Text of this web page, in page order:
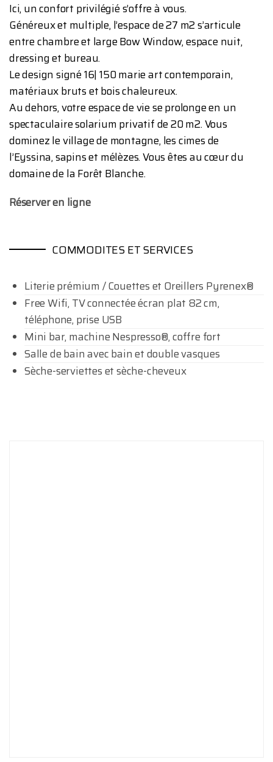
Ici, un confort privilégié s’offre à vous.
Généreux et multiple, l’espace de 27 m2 s’articule
entre chambre et large Bow Window, espace nuit,
dressing et bureau.
Le design signé 16| 150 marie art contemporain,
matériaux bruts et bois chaleureux.
Au dehors, votre espace de vie se prolonge en un
spectaculaire solarium privatif de 20 m2. Vous
dominez le village de montagne, les cimes de
l’Eyssina, sapins et mélèzes. Vous êtes au cœur du
domaine de la Forêt Blanche.
Réserver en ligne
COMMODITES ET SERVICES
Literie prémium / Couettes et Oreillers Pyrenex®
Free Wifi, TV connectée écran plat 82 cm,
téléphone, prise USB
Mini bar, machine Nespresso®, coffre fort
Salle de bain avec bain et double vasques
Sèche-serviettes et sèche-cheveux